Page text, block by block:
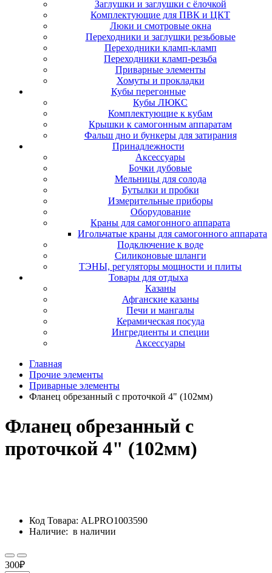
Заглушки и заглушки с ёлочкой
Комплектующие для ПВК и ЦКТ
Люки и смотровые окна
Переходники и заглушки резьбовые
Переходники кламп-кламп
Переходники кламп-резьба
Приварные элементы
Хомуты и прокладки
Кубы перегонные
Кубы ЛЮКС
Комплектующие к кубам
Крышки к самогонным аппаратам
Фальш дно и бункеры для затирания
Принадлежности
Аксессуары
Бочки дубовые
Мельницы для солода
Бутылки и пробки
Измерительные приборы
Оборудование
Краны для самогонного аппарата
Игольчатые краны для самогонного аппарата
Подключение к воде
Силиконовые шланги
ТЭНЫ, регуляторы мощности и плиты
Товары для отдыха
Казаны
Афганские казаны
Печи и мангалы
Керамическая посуда
Ингредиенты и специи
Аксессуары
Главная
Прочие элементы
Приварные элементы
Фланец обрезанный с проточкой 4" (102мм)
Фланец обрезанный с
проточкой 4" (102мм)
Код Товара: ALPRO1003590
Наличие: в наличии
300₽